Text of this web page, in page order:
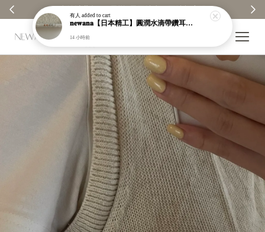
有人 added to cart
𝐧𝐞𝐰𝐚𝐧𝐚【日本精工】圓潤水滴帶鑽耳環｜耳針｜高保色｜純銀｜鍍玫瑰金｜現貨＋預購【n989】
14 小時前